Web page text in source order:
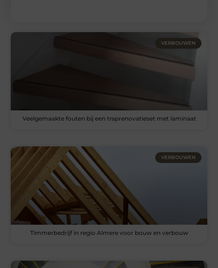
VERBOUWEN
Veelgemaakte fouten bij een traprenovatieset met laminaat
VERBOUWEN
Timmerbedrijf in regio Almere voor bouw en verbouw